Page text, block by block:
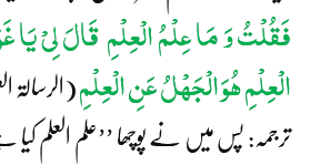
فَقُلْتُ وَ مَا عِلْمُ الْعِلْمِ قَالَ لِیْ یَا
الْعِلْمِ ھُوَ الْجَھْلُ عَنِ الْعِلْمِ (الرسالۃ
ترجمہ: پس میں نے پوچھا ’’علم العلم کیا